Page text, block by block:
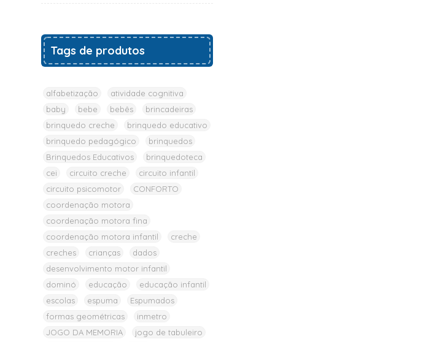
Tags de produtos
alfabetização
atividade cognitiva
baby
bebe bebês
brincadeiras
brinquedo creche
brinquedo educativo
brinquedo pedagógico
brinquedos
Brinquedos Educativos
brinquedoteca
cei
circuito creche
circuito infantil
circuito psicomotor
CONFORTO
coordenação motora
coordenação motora fina
coordenação motora infantil
creche
creches
crianças
dados
desenvolvimento motor infantil
dominó
educação
educação infantil
escolas
espuma
Espumados
formas geométricas
inmetro
JOGO DA MEMORIA
jogo de tabuleiro